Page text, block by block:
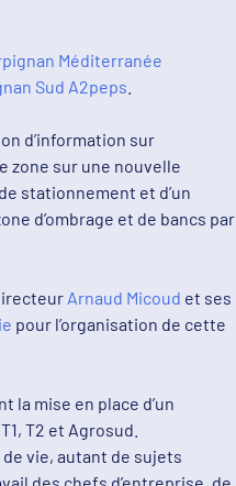
Méditerranée
Sud A2peps
d’information sur
zone sur une nouvelle
stationnement et d’un
d’ombrage et de bancs par
Arnaud Micoud et ses
pour l’organisation de cette
la mise en place d’un
T2 et Agrosud.
vie, autant de sujets